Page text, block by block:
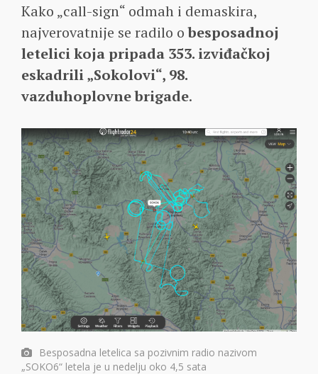
Kako „call-sign“ odmah i demaskira,
najverovatnije se radilo obesposadnoj
letelici koja pripada 353. izviđačkoj
eskadrili „Sokolovi“, 98.
vazduhoplovne brigade.
Besposadna letelica sa pozivnim radio nazivom
„SOKO6“ letela je u nedelju oko 4,5 sata